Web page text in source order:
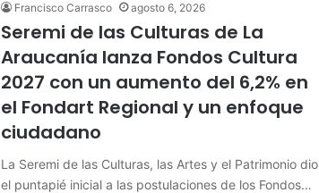
Francisco Carrasco agosto 6, 2026
Seremi de las Culturas de La
Araucanía lanza Fondos Cultura
2027 con un aumento del 6,2% en
el Fondart Regional y un enfoque
ciudadano
La Seremi de las Culturas, las Artes y el Patrimonio dio
el puntapié inicial a las postulaciones de los Fondos…